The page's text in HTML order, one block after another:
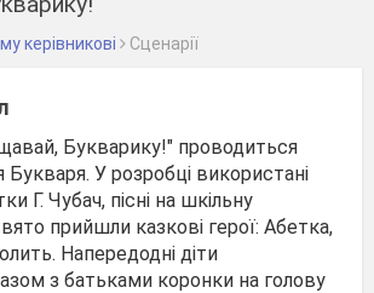
керівникові Сценарії
Букварику!" проводиться
Букваря. У розробці використані
Г. Чубач, пісні на шкільну
прийшли казкові герої: Абетка,
Напередодні діти
з батьками коронки на голову